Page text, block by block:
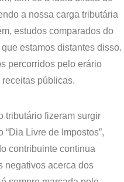
a nossa carga tributária
estudos comparados do
estamos distantes disso.
percorridos pelo erário
públicas.
tributário fizeram surgir
Livre de Impostos”,
contribuinte continua
negativos acerca dos